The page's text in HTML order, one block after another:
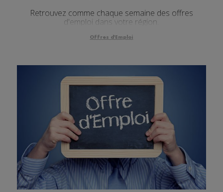
Retrouvez comme chaque semaine des offres
d'emploi dans votre région.
Offres d'Emploi